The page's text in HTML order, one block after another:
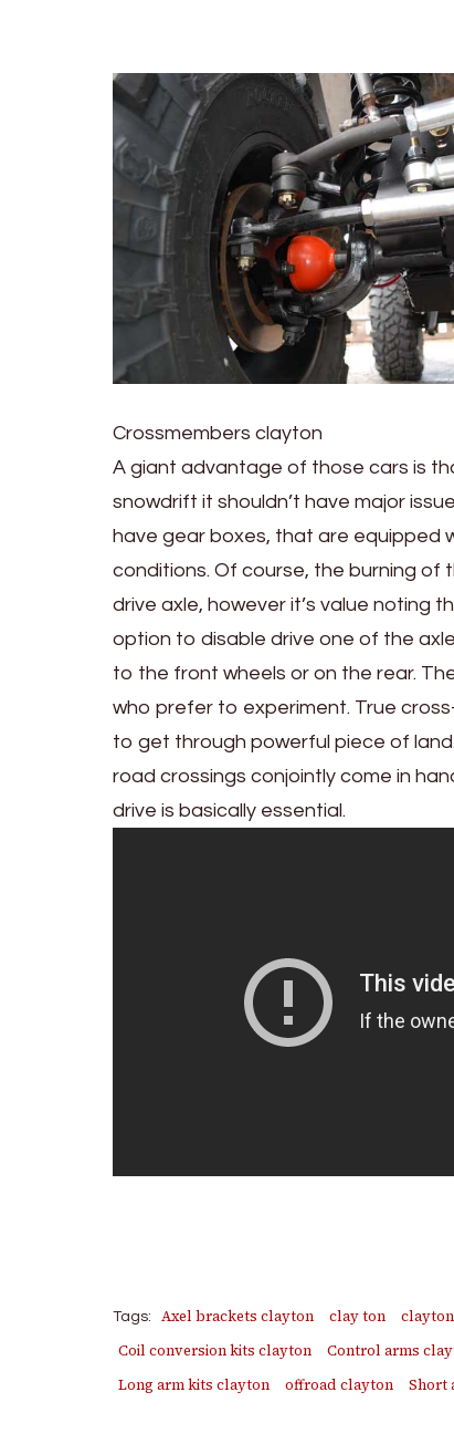
Crossmembers clayton
A giant advantage of those cars is
snowdrift it shouldn’t have major
have gear boxes, that are equipped
conditions. Of course, the burning of
drive axle, however it’s value noting
option to disable drive one of the
to the front wheels or on the rear.
who prefer to experiment. True
to get through powerful piece of
road crossings conjointly come in
drive is basically essential.
Tags: Axel brackets clayton clay ton
Coil conversion kits clayton
Control arms
Long arm kits clayton
offroad clayton Short